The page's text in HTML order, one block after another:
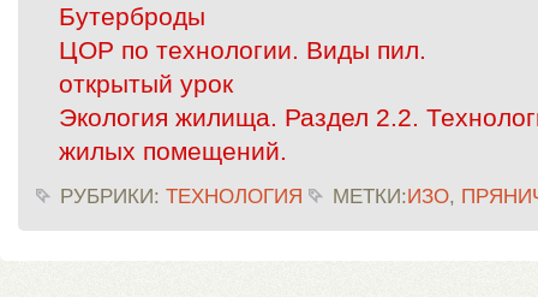
Бутерброды
ЦОР по технологии. Виды пил.
открытый урок
Экология жилища. Раздел 2.2.
жилых помещений.
РУБРИКИ: ТЕХНОЛОГИЯ МЕТКИ:ИЗО,